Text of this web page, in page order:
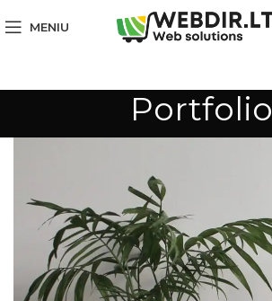
MENIU
Portfolio